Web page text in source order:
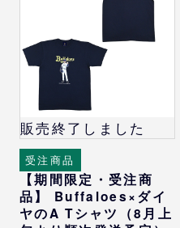
販売終了しました
受注商品
【期間限定・受注商
品】 Buffaloes×ダイ
ヤのA Tシャツ（8月上